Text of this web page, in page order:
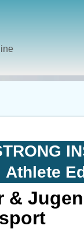
Athlete
&